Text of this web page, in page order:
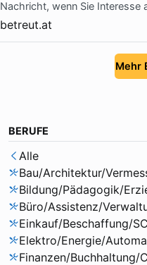
Nachricht, wenn Sie Interesse
betreut.at
Mehr
BERUFE
Alle
Bau/Architektur/
Bildung/Pädagogik/
Büro/Assistenz/
Einkauf/Beschaffung/
Elektro/Energie/
Finanzen/Buchhaltung/